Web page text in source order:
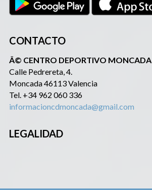
CONTACTO
Â© CENTRO DEPORTIVO MONCADA
Calle Pedrereta, 4.
Moncada 46113 Valencia
Tel. +34 962 060 336
informacioncdmoncada@gmail.com
LEGALIDAD